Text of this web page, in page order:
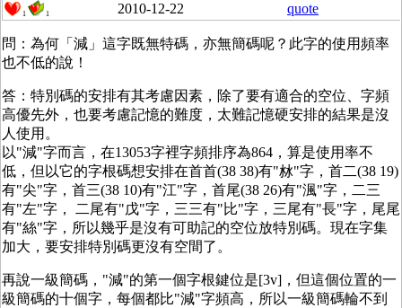
1 1 2010-12-22 quote
問：為何「減」這字既無特碼，亦無簡碼呢？此字的使用頻率
也不低的說！
答：特別碼的安排有其考慮因素，除了要有適合的空位、字頻
高優先外，也要考慮記憶的難度，太難記憶硬安排的結果是沒
人使用。
以"減"字而言，在13053字裡字頻排序為864，算是使用率不
低，但以它的字根碼想安排在首首(38 38)有"沝"字，首二(38 19)
有"尖"字，首三(38 10)有"江"字，首尾(38 26)有"渢"字，二三
有"左"字， 二尾有"戊"字，三三有"比"字，三尾有"長"字，尾尾
有"絲"字，所以幾乎是沒有可助記的空位放特別碼。現在字集
加大，要安排特別碼更沒有空間了。
再說一級簡碼，"減"的第一個字根鍵位是[3v]，但這個位置的一
級簡碼的十個字，每個都比"減"字頻高，所以一級簡碼輪不到